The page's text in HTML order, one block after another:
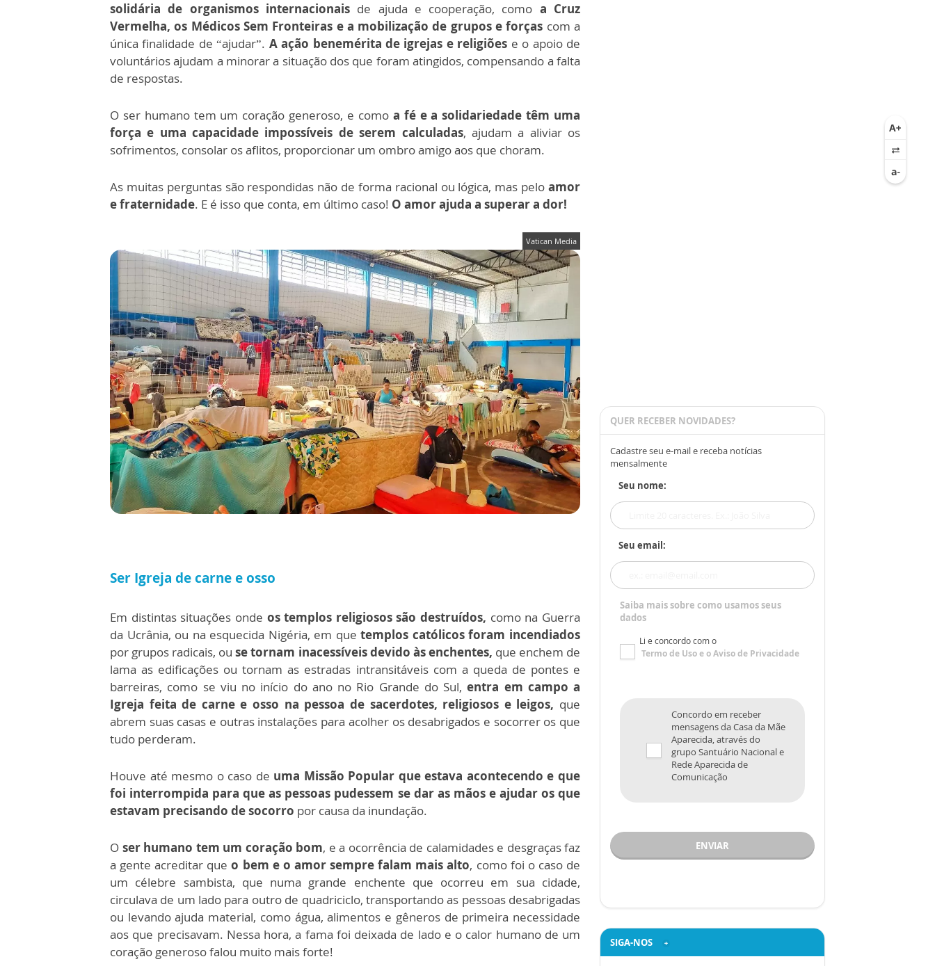
solidária de organismos internacionais de ajuda e cooperação, como a Cruz
Vermelha, os Médicos Sem Fronteiras e a mobilização de grupos e forças com a
única finalidade de “ajudar”. A ação benemérita de igrejas e religiões e o apoio de
voluntários ajudam a minorar a situação dos que foram atingidos, compensando a falta
de respostas.
O ser humano tem um coração generoso, e como a fé e a solidariedade têm uma
força e uma capacidade impossíveis de serem calculadas, ajudam a aliviar os
sofrimentos, consolar os aflitos, proporcionar um ombro amigo aos que choram.
As muitas perguntas são respondidas não de forma racional ou lógica, mas pelo amor
e fraternidade. E é isso que conta, em último caso! O amor ajuda a superar a dor!
Vatican Media
Ser Igreja de carne e osso
Em distintas situações onde os templos religiosos são destruídos, como na Guerra
da Ucrânia, ou na esquecida Nigéria, em quetemplos católicos foram incendiados
por grupos radicais, ouse tornam inacessíveis devido às enchentes, que enchem de
lama as edificações ou tornam as estradas intransitáveis com a queda de pontes e
barreiras, como se viu no início do ano no Rio Grande do Sul, entra em campo a
Igreja feita de carne e osso na pessoa de sacerdotes, religiosos e leigos, que
abrem suas casas e outras instalações para acolher os desabrigados e socorrer os que
tudo perderam.
Houve até mesmo o caso de uma Missão Popular que estava acontecendo e que
foi interrompida para que as pessoas pudessem se dar as mãos e ajudar os que
estavam precisando de socorro por causa da inundação.
O ser humano tem um coração bom, e a ocorrência de calamidades e desgraças faz
a gente acreditar queo bem e o amor sempre falam mais alto, como foi o caso de
um célebre sambista, que numa grande enchente que ocorreu em sua cidade,
circulava de um lado para outro de quadriciclo, transportando as pessoas desabrigadas
ou levando ajuda material, como água, alimentos e gêneros de primeira necessidade
aos que precisavam. Nessa hora, a fama foi deixada de lado e o calor humano de um
coração generoso falou muito mais forte!
QUER RECEBER NOVIDADES?
Cadastre seu e-mail e receba notícias
mensalmente
Seu nome:
Seu email:
Saiba mais sobre como usamos seus
dados
Li e concordo com o
Termo de Usoe oAviso de Privacidade
Concordo em receber
mensagens da Casa da Mãe
Aparecida, através do
grupo Santuário Nacional e
Rede Aparecida de
Comunicação
ENVIAR
SIGA-NOS